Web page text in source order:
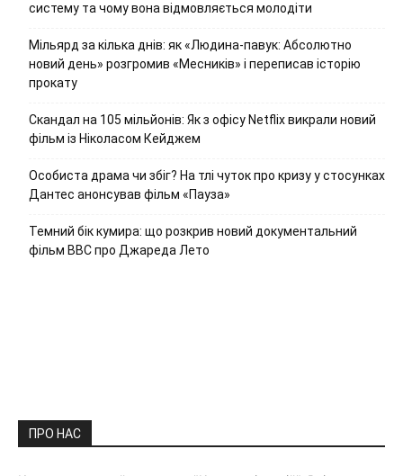
систему та чому вона відмовляється молодіти
Мільярд за кілька днів: як «Людина-павук: Абсолютно
новий день» розгромив «Месників» і переписав історію
прокату
Скандал на 105 мільйонів: Як з офісу Netflix викрали новий
фільм із Ніколасом Кейджем
Особиста драма чи збіг? На тлі чуток про кризу у стосунках
Дантес анонсував фільм «Пауза»
Темний бік кумира: що розкрив новий документальний
фільм ВВС про Джареда Лето
ПРО НАС